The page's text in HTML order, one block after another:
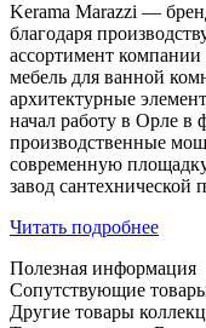
Kerama Marazzi —
благодаря
ассортимент
мебель для ванной
архитектурные
начал работу в Орле в
производственные
современную
завод сантехнической
Читать подробнее
Полезная информация
Сопутствующие
Другие товары